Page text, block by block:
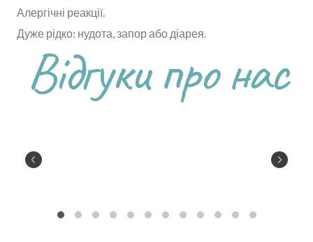
Алергічні реакції.
Дуже рідко: нудота, запор або діарея.
Відгуки про нас